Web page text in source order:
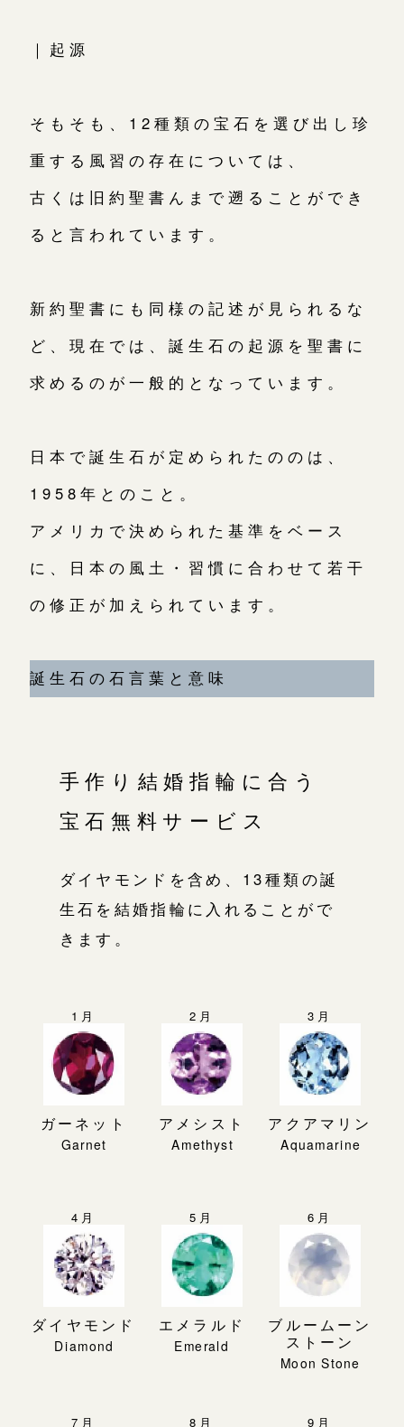
｜起源
そもそも、12種類の宝石を選び出し珍
重する風習の存在については、
古くは旧約聖書んまで遡ることができ
ると言われています。
新約聖書にも同様の記述が見られるな
ど、現在では、誕生石の起源を聖書に
求めるのが一般的となっています。
日本で誕生石が定められたののは、
1958年とのこと。
アメリカで決められた基準をベース
に、日本の風土・習慣に合わせて若干
の修正が加えられています。
誕生石の石言葉と意味
手作り結婚指輪に合う
宝石無料サービス
ダイヤモンドを含め、13種類の誕
生石を結婚指輪に入れることがで
きます。
1月
ガーネット
2月
アメシスト
3月
アクアマリン
4月
ダイヤモンド
5月
エメラルド
6月
ブルームーン
ストーン
7月 8月 9月